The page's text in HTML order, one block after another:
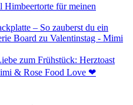
Himbeertorte für meinen
– So zauberst du ein
Board zu Valentinstag - Mimi
zum Frühstück: Herztoast
& Rose Food Love ❤